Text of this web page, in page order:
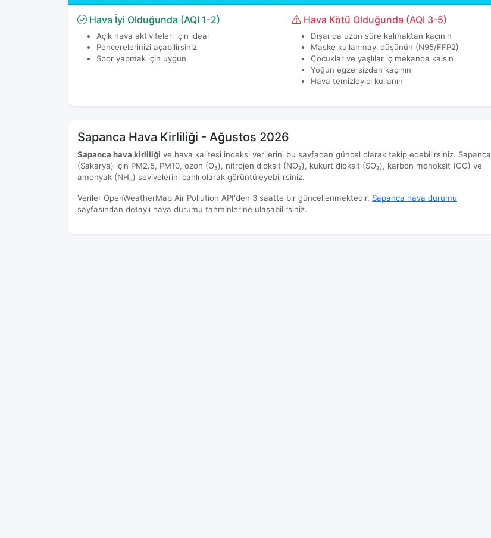
Hava İyi Olduğunda (AQI 1-2)
Açık hava aktiviteleri için ideal
Pencerelerinizi açabilirsiniz
Spor yapmak için uygun
Hava Kötü Olduğunda (AQI 3-5)
Dışarıda uzun süre kalmaktan kaçının
Maske kullanmayı düşünün (N95/FFP2)
Çocuklar ve yaşlılar iç mekanda kalsın
Yoğun egzersizden kaçının
Hava temizleyici kullanın
Sapanca Hava Kirliliği - Ağustos 2026
Sapanca hava kirliliği ve hava kalitesi indeksi verilerini bu sayfadan güncel olarak takip edebilirsiniz. Sapanca
(Sakarya) için PM2.5, PM10, ozon (O₃), nitrojen dioksit (NO₂), kükürt dioksit (SO₂), karbon monoksit (CO) ve
amonyak (NH₃) seviyelerini canlı olarak görüntüleyebilirsiniz.
Veriler OpenWeatherMap Air Pollution API'den 3 saatte bir güncellenmektedir. Sapanca hava durumu
sayfasından detaylı hava durumu tahminlerine ulaşabilirsiniz.